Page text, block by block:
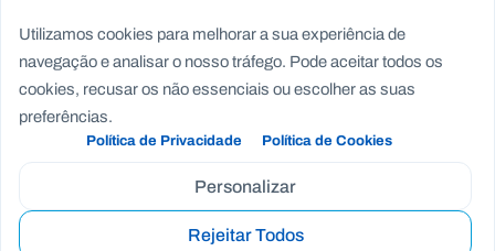
Copyright © Fundação Salesianos
Utilizamos cookies para melhorar a sua experiência de
navegação e analisar o nosso tráfego. Pode aceitar todos os
cookies, recusar os não essenciais ou escolher as suas
preferências.
Política de Privacidade Política de Cookies
Personalizar
Rejeitar Todos